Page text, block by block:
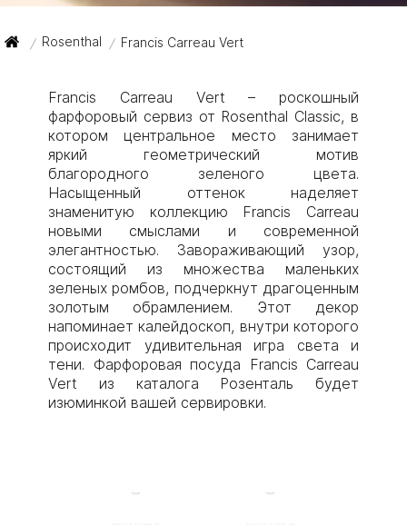
/ Rosenthal / Francis Carreau Vert
Francis Carreau Vert – роскошный
фарфоровый сервиз от Rosenthal Classic, в
котором центральное место занимает
яркий геометрический мотив
благородного зеленого цвета.
Насыщенный оттенок наделяет
знаменитую коллекцию Francis Carreau
новыми смыслами и современной
элегантностью. Завораживающий узор,
состоящий из множества маленьких
зеленых ромбов, подчеркнут драгоценным
золотым обрамлением. Этот декор
напоминает калейдоскоп, внутри которого
происходит удивительная игра света и
тени. Фарфоровая посуда Francis Carreau
Vert из каталога Розенталь будет
изюминкой вашей сервировки.